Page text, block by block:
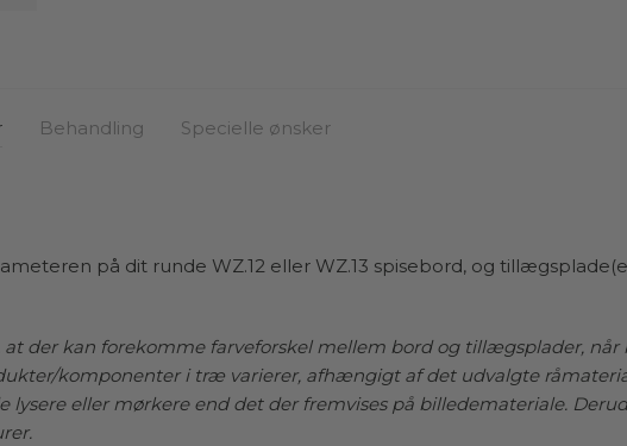
familiemiddage.
sorte MDF, kan du være sikker på, at
hvilket giver plads til minimum to
Når du bestiller tillægsplader, skal du
Behandling Specielle ønsker
på dit runde WZ.12 eller WZ.13 spisebord, og
der kan forekomme farveforskel mellem bord og tillægsplader, når
komponenter i træ varierer, afhængigt af det udvalgte
eller mørkere end det der fremvises på billedemateriale.